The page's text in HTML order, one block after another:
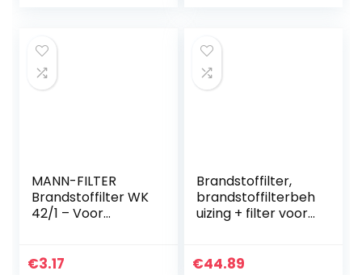
MANN-FILTER
Brandstoffilter WK
42/1 – Voor
€3.17
Brandstoffilter,
brandstoffilterbeh
uizing + filter voor
€44.89